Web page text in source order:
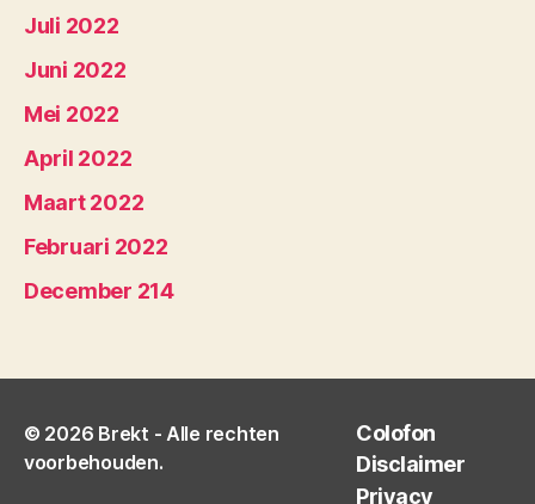
Juli 2022
Juni 2022
Mei 2022
April 2022
Maart 2022
Februari 2022
December 214
© 2026 Brekt - Alle rechten
voorbehouden.
Colofon
Disclaimer
Privacy